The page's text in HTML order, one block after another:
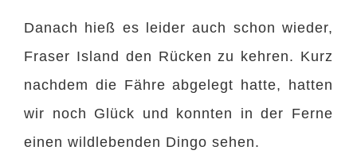
Danach hieß es leider auch schon wieder,
Fraser Island den Rücken zu kehren. Kurz
nachdem die Fähre abgelegt hatte, hatten
wir noch Glück und konnten in der Ferne
einen wildlebenden Dingo sehen.